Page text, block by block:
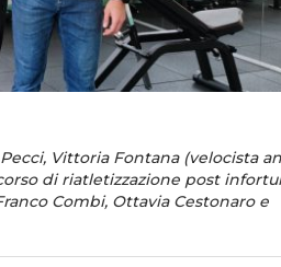
Vittoria Fontana (velocista
di riatletizzazione post
Combi, Ottavia Cestonaro e